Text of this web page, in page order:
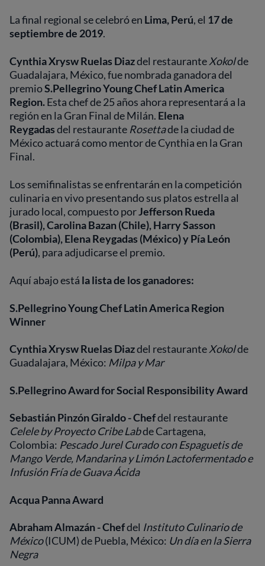
La final regional se celebró en Lima, Perú, el 17 de
septiembre de 2019.
Cynthia Xrysw Ruelas Diazdel restauranteXokolde
Guadalajara, México,fue nombrada ganadora del
premioS.Pellegrino Young Chef Latin America
Region.Esta chef de 25 años ahora representará a la
región en la Gran Final de Milán. Elena
Reygadasdel restaurante Rosettade la ciudad de
México actuará como mentor de Cynthia en la Gran
Final.
Los semifinalistas se enfrentarán en la competición
culinaria en vivo presentando sus platos estrella al
jurado local, compuesto porJefferson Rueda
(Brasil), Carolina Bazan (Chile), Harry Sasson
(Colombia), Elena Reygadas (México) y Pía León
(Perú), para adjudicarse el premio.
Aquí abajo está la lista de los ganadores:
S.Pellegrino Young Chef Latin America Region
Winner
Cynthia Xrysw Ruelas Diazdel restauranteXokolde
Guadalajara, México: Milpa y Mar
S.Pellegrino Award for Social Responsibility Award
Sebastián Pinzón Giraldo - Chefdel restaurante
Celele by Proyecto Cribe Labde Cartagena,
Colombia: Pescado Jurel Curado con Espaguetis de
Mango Verde, Mandarina y Limón Lactofermentado e
Infusión Fría de Guava Ácida
Acqua Panna Award
Abraham Almazán - Chefdel Instituto Culinario de
México(ICUM) de Puebla, México: Un día en la Sierra
Negra